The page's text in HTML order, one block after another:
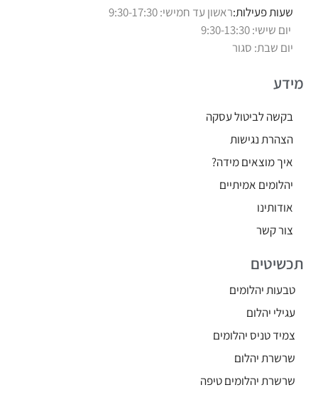
שעות פעילות:ראשון עד חמישי: 9:30-17:30
יום שישי: 9:30-13:30
יום שבת: סגור
מידע
בקשה לביטול עסקה
הצהרת נגישות
איך מוצאים מידה?
יהלומים אמיתיים
אודותינו
צור קשר
תכשיטים
טבעות יהלומים
עגילי יהלום
צמיד טניס יהלומים
שרשרת יהלום
שרשרת יהלומים טיפה